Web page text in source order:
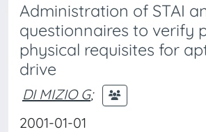
Administration of STAI
questionnaires to verify
physical requisites for
drive
DI MIZIO G;
2001-01-01